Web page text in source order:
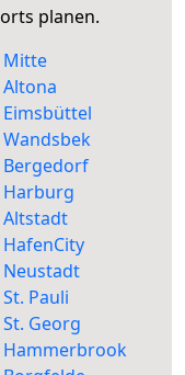
planen.
Mitte
Bergedorf
Harburg
Altstadt
Pauli
Georg
Hammerbrook